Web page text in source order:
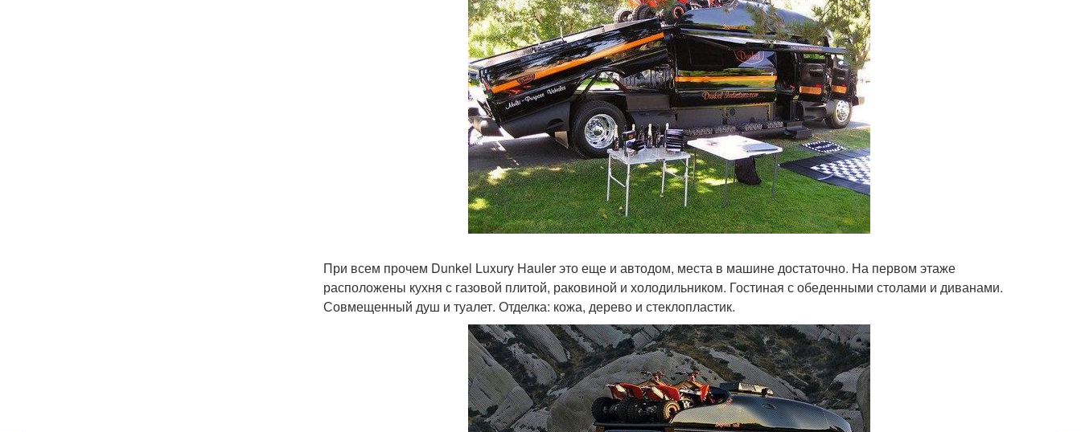
При всем прочем Dunkel Luxury Hauler это еще и автодом, места в машине достаточно. На первом этаже
расположены кухня с газовой плитой, раковиной и холодильником. Гостиная с обеденными столами и диванами.
Совмещенный душ и туалет. Отделка: кожа, дерево и стеклопластик.